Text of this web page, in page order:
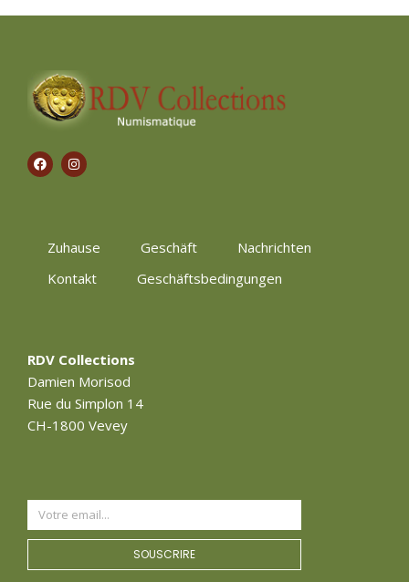
Zuhause Geschäft
Nachrichten
Kontakt
Geschäftsbedingungen
RDV Collections
Damien Morisod
Rue du Simplon 14
CH-1800 Vevey
SOUSCRIRE